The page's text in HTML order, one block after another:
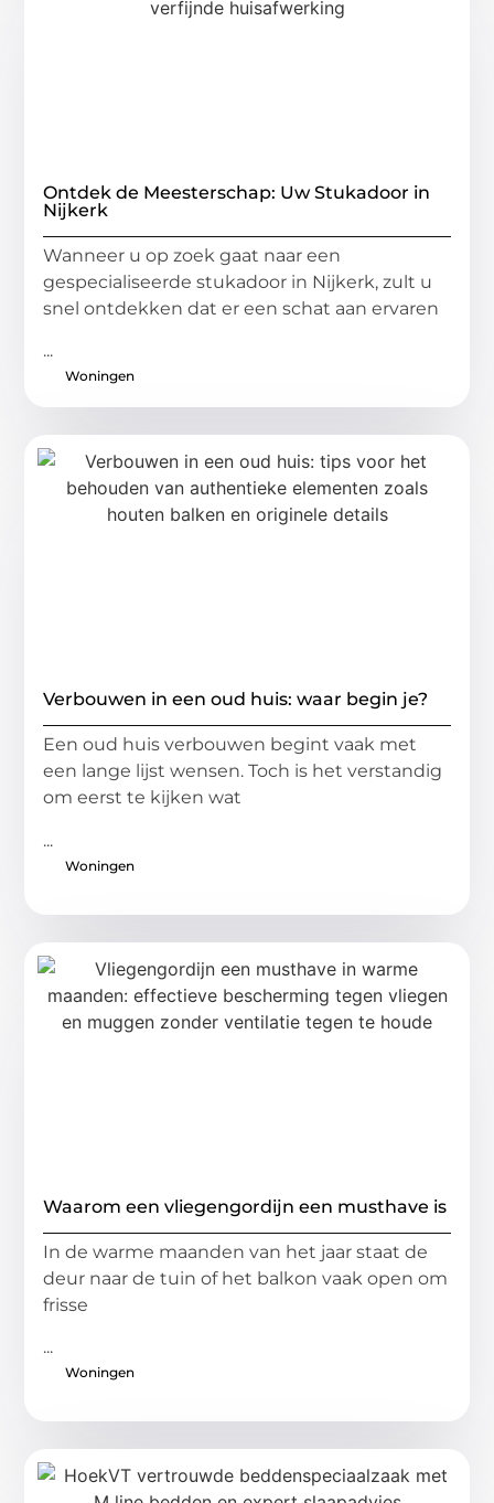
Ontdek de Meesterschap: Uw Stukadoor in
Nijkerk
Wanneer u op zoek gaat naar een
gespecialiseerde stukadoor in Nijkerk, zult u
snel ontdekken dat er een schat aan ervaren
...
Woningen
Verbouwen in een oud huis: waar begin je?
Een oud huis verbouwen begint vaak met
een lange lijst wensen. Toch is het verstandig
om eerst te kijken wat
...
Woningen
Waarom een vliegengordijn een musthave is
In de warme maanden van het jaar staat de
deur naar de tuin of het balkon vaak open om
frisse
...
Woningen